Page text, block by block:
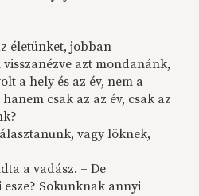
életünket, jobban
azt mondanánk,
a hely és az év, nem a
csak az az év, csak az
vagy löknek,
a vadász. – De
Sokunknak annyi